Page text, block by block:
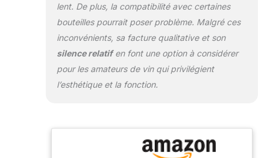
restaurant.
lent. De plus, la compatibilité avec certaines
bouteilles pourrait poser problème. Malgré ces
inconvénients, sa facture qualitative et son
silence relatifen font une option à considérer
pour les amateurs de vin qui privilégient
l’esthétique et la fonction.